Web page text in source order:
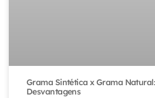
Grama Sintética x Grama
Desvantagens